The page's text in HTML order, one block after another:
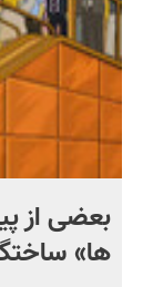
بعضی از
ها»